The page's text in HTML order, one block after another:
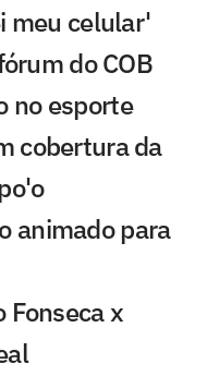
meu celular'
do COB
no esporte
cobertura da
animado para
Fonseca x